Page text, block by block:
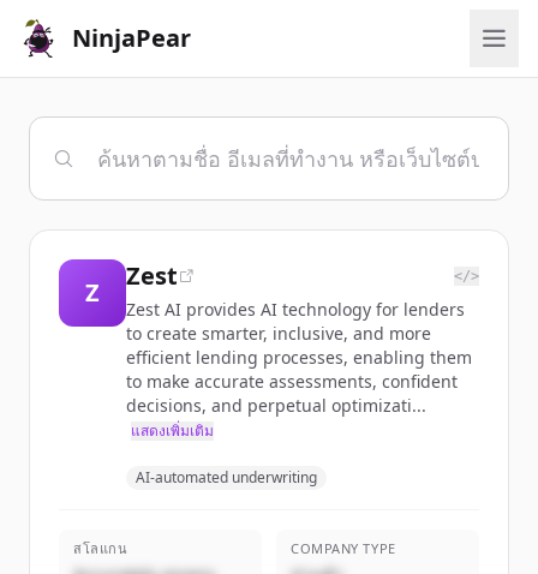
NinjaPear
Z
Zest </>
Zest AI provides AI technology for lenders
to create smarter, inclusive, and more
efficient lending processes, enabling them
to make accurate assessments, confident
decisions, and perpetual optimizati...
แสดงเพิ่มเติม
AI-automated underwriting
สโลแกน COMPANY TYPE